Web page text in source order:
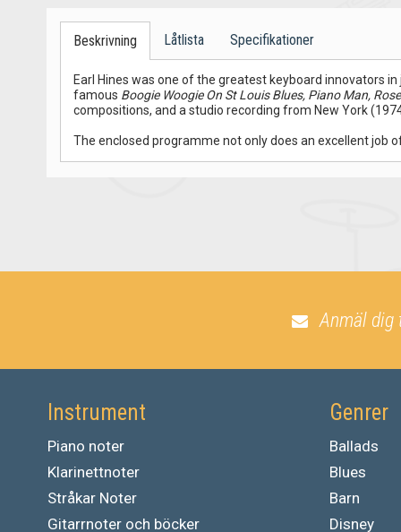
Beskrivning Låtlista Specifikationer
Earl Hines was one of the greatest keyboard innovators
famous Boogie Woogie On St Louis Blues, Piano Man,
compositions, and a studio recording from New York
The enclosed programme not only does an excellent job
Anmäl dig
Instrument
Piano noter
Klarinettnoter
Stråkar Noter
Gitarrnoter och böcker
Genrer
Ballads
Blues
Barn
Disney